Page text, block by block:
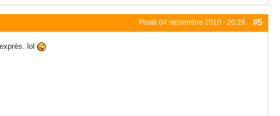
Posté 04 septembre 2010 - 20:29 #5
lol